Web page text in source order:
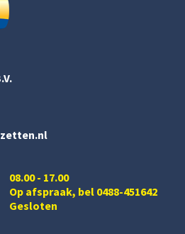
08.00 - 17.00
Op afspraak, bel 0488-451642
Gesloten